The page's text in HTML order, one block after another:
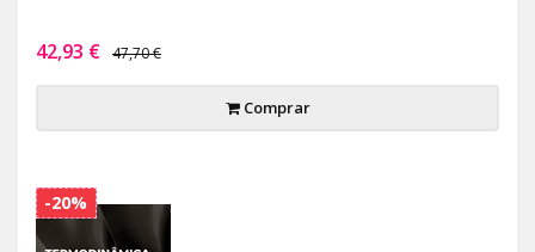
42,93 € 47,70 €
Comprar
-20%